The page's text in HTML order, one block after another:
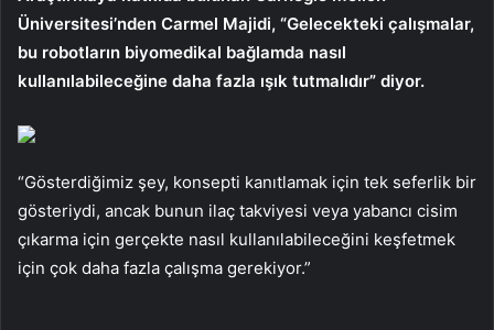
Üniversitesi’nden Carmel Majidi, “Gelecekteki çalışmalar,
bu robotların biyomedikal bağlamda nasıl
kullanılabileceğine daha fazla ışık tutmalıdır” diyor.
“Gösterdiğimiz şey, konsepti kanıtlamak için tek seferlik bir
gösteriydi, ancak bunun ilaç takviyesi veya yabancı cisim
çıkarma için gerçekte nasıl kullanılabileceğini keşfetmek
için çok daha fazla çalışma gerekiyor.”